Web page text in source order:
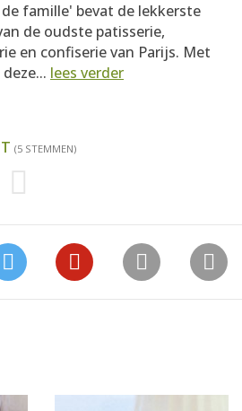
de famille' bevat de lekkerste
de oudste patisserie,
en confiserie van Parijs. Met
lees verder
(5 STEMMEN)